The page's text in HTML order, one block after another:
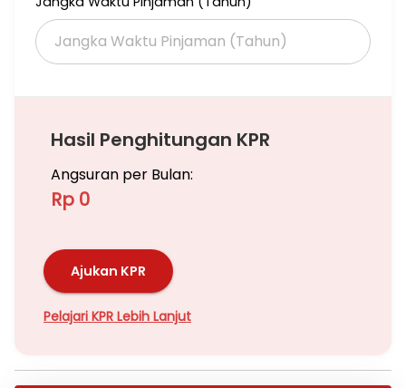
Hasil Penghitungan KPR
Angsuran per Bulan:
Rp 0
Ajukan KPR
Pelajari KPR Lebih Lanjut